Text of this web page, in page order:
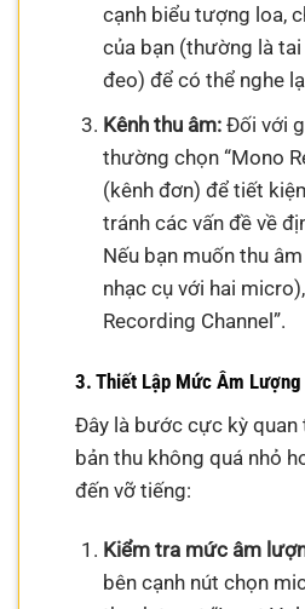
cạnh biểu tượng loa,
của bạn (thường là
đeo) để có thể nghe
Kênh thu âm:Đối với
thường chọn “Mono
(kênh đơn) để tiết
tránh các vấn đề về
Nếu bạn muốn thu
nhạc cụ với hai
Recording Channel”.
3. Thiết Lập Mức Âm Lượng
Đây là bước cực kỳ quan
bản thu không quá nhỏ
đến vỡ tiếng:
Kiểm tra mức âm
bên cạnh nút chọn